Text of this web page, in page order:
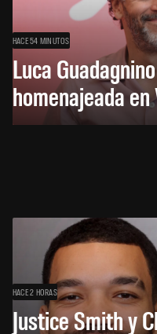
HACE 54 MINUTOS
Luca
homenajeada
HACE 2 HORAS
Justice Smith y